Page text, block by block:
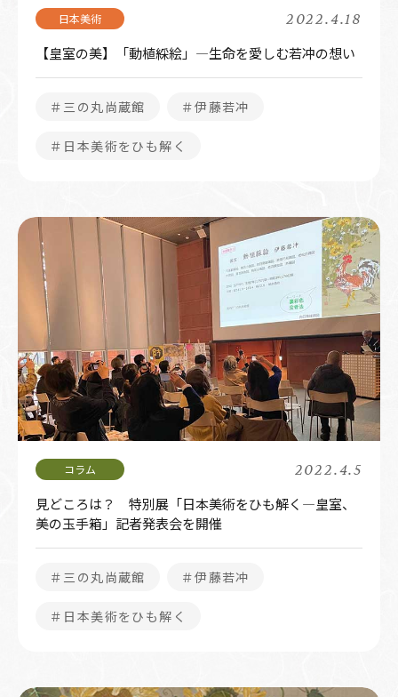
2022.4.18
【皇室の美】「動植綵絵」―生命を愛しむ若冲の想い
＃三の丸尚蔵館 ＃伊藤若冲
＃日本美術をひも解く
2022.4.5
見どころは？ 特別展「日本美術をひも解く―皇室、
美の玉手箱」記者発表会を開催
＃三の丸尚蔵館 ＃伊藤若冲
＃日本美術をひも解く